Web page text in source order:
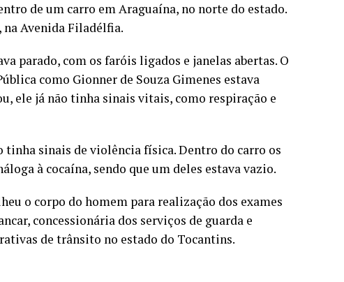
de um carro em Araguaína, no norte do estado.
na Avenida Filadélfia.
parado, com os faróis ligados e janelas abertas. O
como Gionner de Souza Gimenes estava
ele já não tinha sinais vitais, como respiração e
sinais de violência física. Dentro do carro os
à cocaína, sendo que um deles estava vazio.
o corpo do homem para realização dos exames
concessionária dos serviços de guarda e
de trânsito no estado do Tocantins.